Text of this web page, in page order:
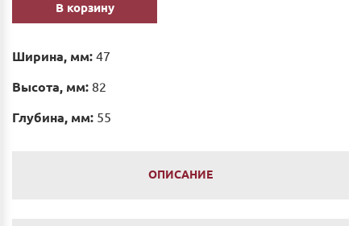
В корзину
Ширина, мм: 47
Высота, мм: 82
Глубина, мм: 55
ОПИСАНИЕ